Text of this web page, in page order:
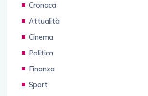
Cronaca
Attualità
Cinema
Politica
Finanza
Sport